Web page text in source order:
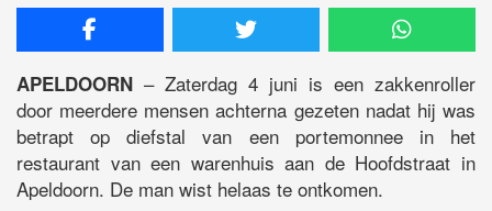
APELDOORN – Zaterdag 4 juni is een zakkenroller
door meerdere mensen achterna gezeten nadat hij was
betrapt op diefstal van een portemonnee in het
restaurant van een warenhuis aan de Hoofdstraat in
Apeldoorn. De man wist helaas te ontkomen.